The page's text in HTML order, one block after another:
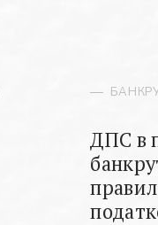
ДПС в